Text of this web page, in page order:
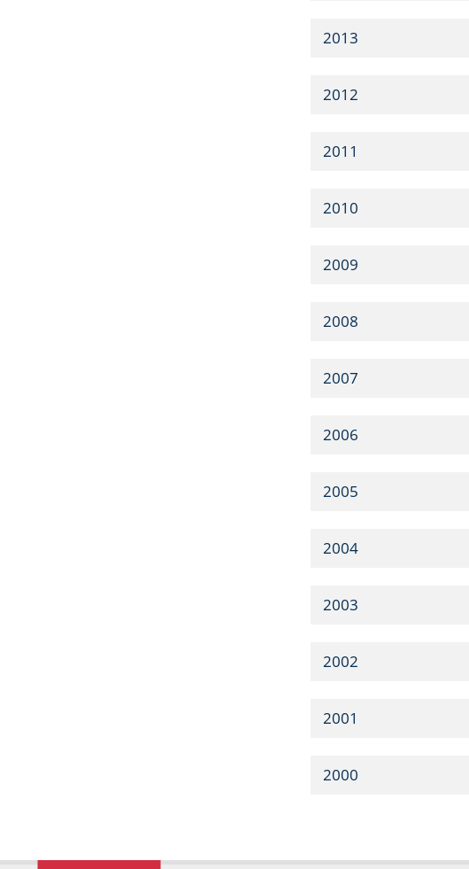
2013
2012
2011
2010
2009
2008
2007
2006
2005
2004
2003
2002
2001
2000